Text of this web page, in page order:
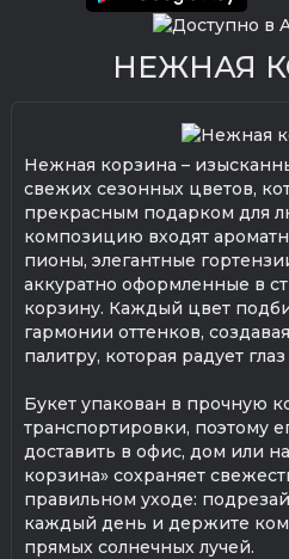
НЕЖНАЯ
Нежная корзина –
свежих сезонных цветов,
прекрасным подарком для
композицию входят
пионы, элегантные
аккуратно оформленные в
корзину. Каждый цвет
гармонии оттенков,
палитру, которая радует
Букет упакован в прочную
транспортировки, поэтому
доставить в офис, дом или
корзина» сохраняет
правильном уходе:
каждый день и держите
прямых солнечных лучей.